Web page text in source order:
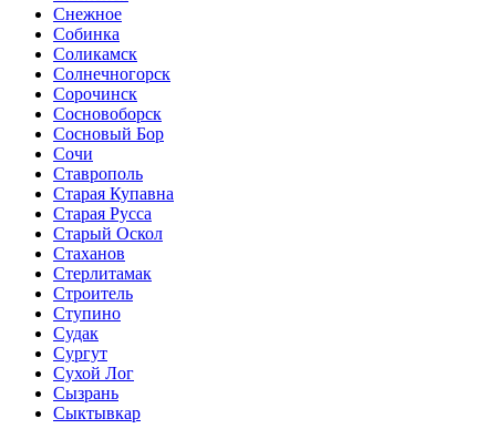
Снежное
Собинка
Соликамск
Солнечногорск
Сорочинск
Сосновоборск
Сосновый Бор
Сочи
Ставрополь
Старая Купавна
Старая Русса
Старый Оскол
Стаханов
Стерлитамак
Строитель
Ступино
Судак
Сургут
Сухой Лог
Сызрань
Сыктывкар